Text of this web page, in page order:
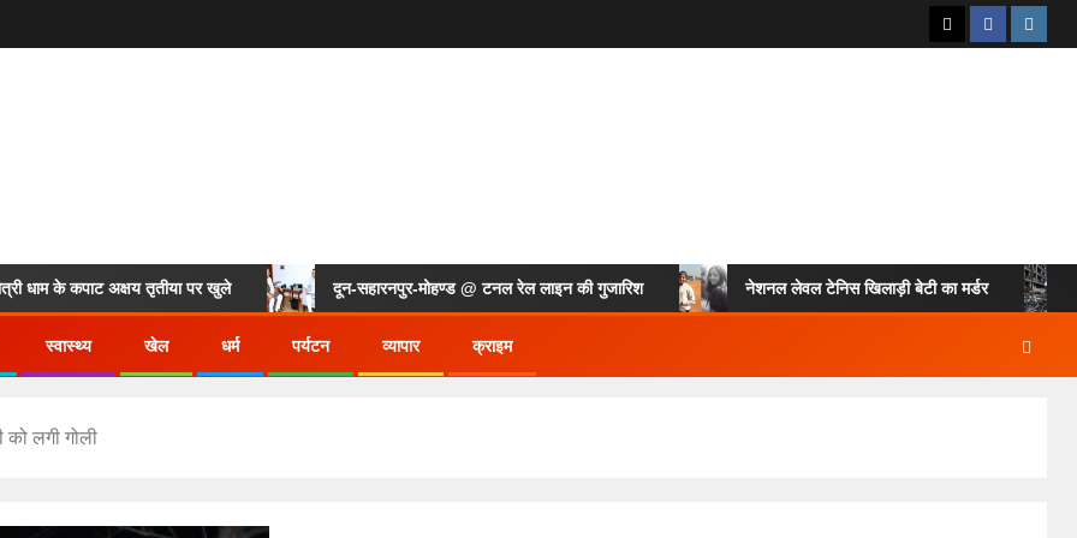
कपाट अक्षय तृतीया पर खुले दून-सहारनपुर-मोहण्ड @ टनल रेल लाइन की गुजारिश नेशनल लेवल टेनिस खिलाड़ी बेटी का मर्डर एयर
स्वास्थ्य खेल धर्म पर्यटन व्यापार क्राइम
लगी गोली